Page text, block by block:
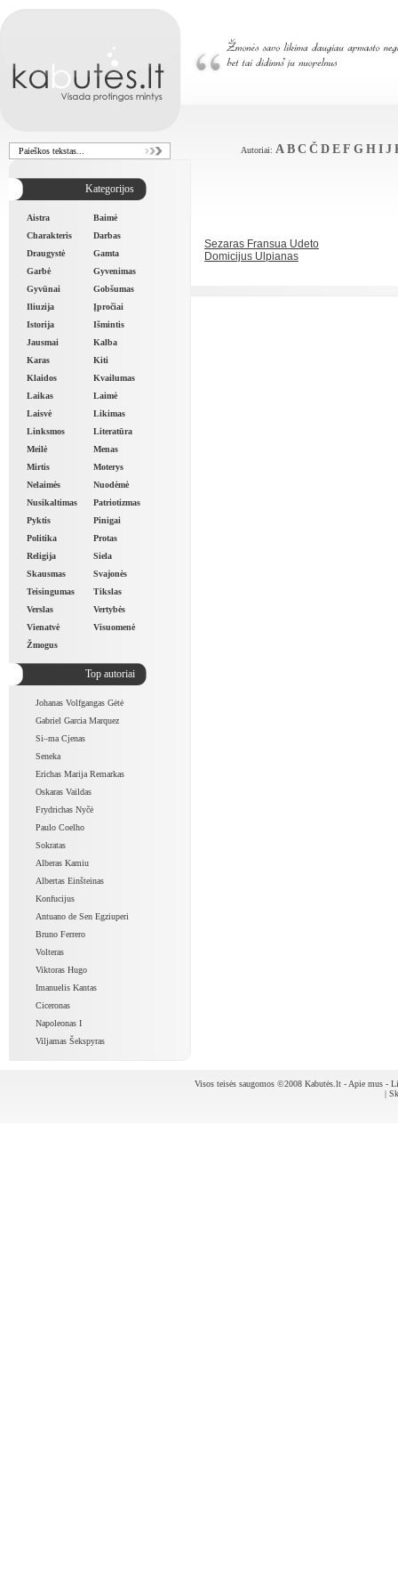
Autoriai: A B C Č D E F G H I J
Kategorijos
Aistra
Baimė
Charakteris
Darbas
Draugystė
Gamta
Garbė
Gyvenimas
Gyvūnai
Gobšumas
Iliuzija
Įpročiai
Istorija
Išmintis
Jausmai
Kalba
Karas
Kiti
Klaidos
Kvailumas
Laikas
Laimė
Laisvė
Likimas
Linksmos
Literatūra
Meilė
Menas
Mirtis
Moterys
Nelaimės
Nuodėmė
Nusikaltimas
Patriotizmas
Pyktis
Pinigai
Politika
Protas
Religija
Siela
Skausmas
Svajonės
Teisingumas
Tikslas
Verslas
Vertybės
Vienatvė
Visuomenė
Žmogus
Top autoriai
Johanas Volfgangas Gėtė
Gabriel Garcia Marquez
Si–ma Cjenas
Seneka
Erichas Marija Remarkas
Oskaras Vaildas
Frydrichas Nyčė
Paulo Coelho
Sokratas
Alberas Kamiu
Albertas Einšteinas
Konfucijus
Antuano de Sen Egziuperi
Bruno Ferrero
Volteras
Viktoras Hugo
Imanuelis Kantas
Ciceronas
Napoleonas I
Viljamas Šekspyras
Sezaras Fransua Udeto
Domicijus Ulpianas
Visos teisės saugomos ©2008 Kabutės.lt - Apie mus-
|